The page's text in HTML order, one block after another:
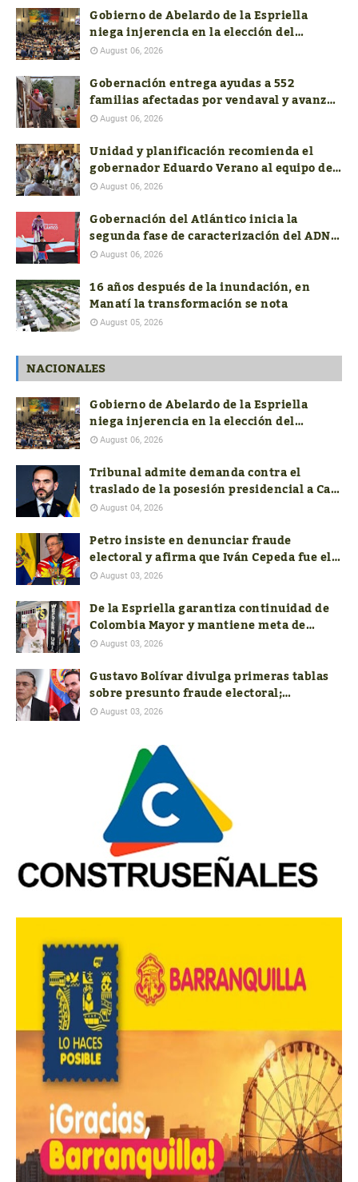
Gobierno de Abelardo de la Espriella
niega injerencia en la elección del
próximo contralor General
August 06, 2026
Gobernación entrega ayudas a 552
familias afectadas por vendaval y avanza
con la reconstrucción de 19 viviendas
August 06, 2026
Unidad y planificación recomienda el
gobernador Eduardo Verano al equipo de
costeños en el nuevo Gobierno nacional
August 06, 2026
Gobernación del Atlántico inicia la
segunda fase de caracterización del ADN
Cultural
August 06, 2026
16 años después de la inundación, en
Manatí la transformación se nota
August 05, 2026
NACIONALES
Gobierno de Abelardo de la Espriella
niega injerencia en la elección del
próximo contralor General
August 06, 2026
Tribunal admite demanda contra el
traslado de la posesión presidencial a Cali
y pide soportes jurídicos, presupuestales
August 04, 2026
Petro insiste en denunciar fraude
electoral y afirma que Iván Cepeda fue el
verdadero ganador de las presidenciales
August 03, 2026
De la Espriella garantiza continuidad de
Colombia Mayor y mantiene meta de
aumentar el subsidio a $400.000
August 03, 2026
Gustavo Bolívar divulga primeras tablas
sobre presunto fraude electoral;
autoridades aún no responden a las
August 03, 2026